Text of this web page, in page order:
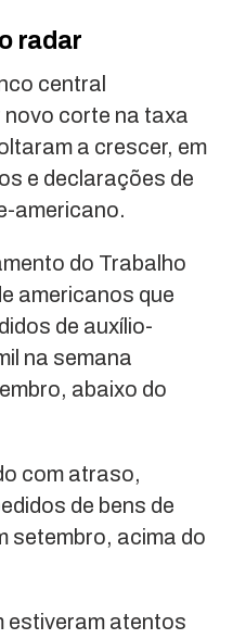
radar
central
corte na taxa
a crescer, em
e declarações de
americano.
do Trabalho
americanos que
de auxílio-
na semana
abaixo do
com atraso,
de bens de
setembro, acima do
estiveram atentos